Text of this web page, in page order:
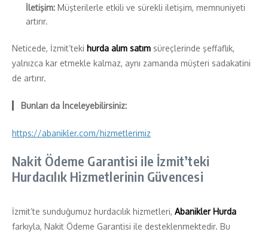
İletişim: Müşterilerle etkili ve sürekli iletişim, memnuniyeti
artırır.
Neticede, İzmit’teki hurda alım satım süreçlerinde şeffaflık,
yalnızca kar etmekle kalmaz, aynı zamanda müşteri sadakatini
de artırır.
Bunları da İnceleyebilirsiniz:
https://abanikler.com/hizmetlerimiz
Nakit Ödeme Garantisi ile İzmit’teki
Hurdacılık Hizmetlerinin Güvencesi
İzmit’te sunduğumuz hurdacılık hizmetleri, Abanikler Hurda
farkıyla, Nakit Ödeme Garantisi ile desteklenmektedir. Bu